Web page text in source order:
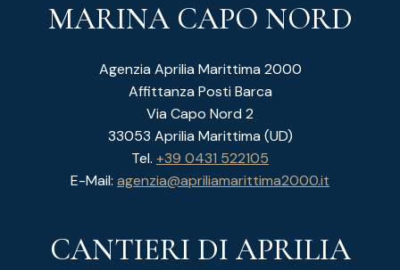
MARINA CAPO NORD
Agenzia Aprilia Marittima 2000
Affittanza Posti Barca
Via Capo Nord 2
33053 Aprilia Marittima (UD)
Tel. +39 0431 522105
E-Mail: agenzia@apriliamarittima2000.it
CANTIERI DI APRILIA